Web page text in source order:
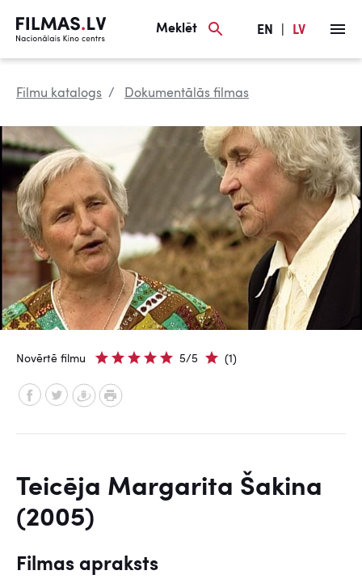
Meklēt EN LV
Filmu katalogs Dokumentālās filmas
Novērtē filmu 5/5 (1)
Teicēja Margarita Šakina
(2005)
Filmas apraksts